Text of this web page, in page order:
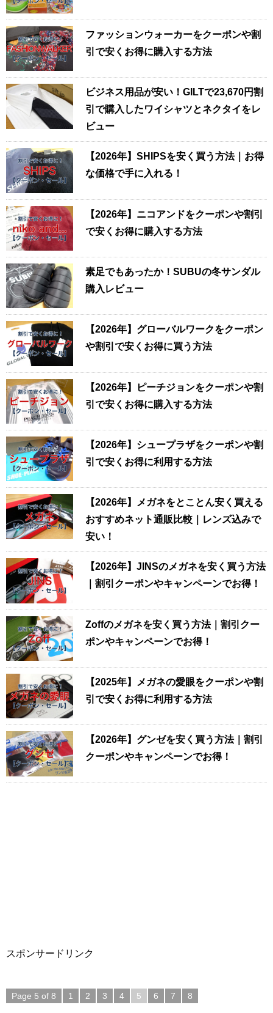
ファッションウォーカーをクーポンや割
引で安くお得に購入する方法
ビジネス用品が安い！GILTで23,670円割
引で購入したワイシャツとネクタイをレ
ビュー
【2026年】SHIPSを安く買う方法｜お得
な価格で手に入れる！
【2026年】ニコアンドをクーポンや割引
で安くお得に購入する方法
素足でもあったか！SUBUの冬サンダル
購入レビュー
【2026年】グローバルワークをクーポン
や割引で安くお得に買う方法
【2026年】ピーチジョンをクーポンや割
引で安くお得に購入する方法
【2026年】シュープラザをクーポンや割
引で安くお得に利用する方法
【2026年】メガネをとことん安く買える
おすすめネット通販比較｜レンズ込みで
安い！
【2026年】JINSのメガネを安く買う方法
｜割引クーポンやキャンペーンでお得！
Zoffのメガネを安く買う方法｜割引クー
ポンやキャンペーンでお得！
【2025年】メガネの愛眼をクーポンや割
引で安くお得に利用する方法
【2026年】グンゼを安く買う方法｜割引
クーポンやキャンペーンでお得！
スポンサードリンク
Page 5 of 8 1 2 3 4 5 6 7 8